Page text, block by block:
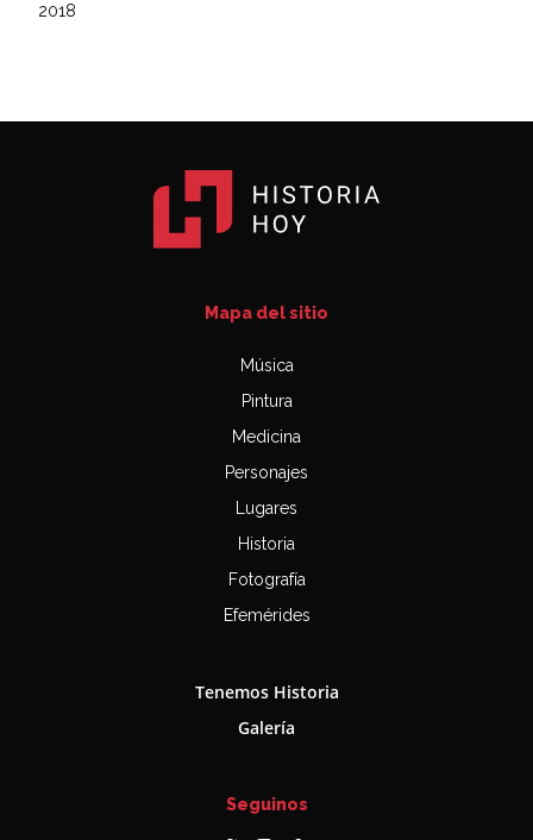
2018
Mapa del sitio
Música
Pintura
Medicina
Personajes
Lugares
Historia
Fotografía
Efemérides
Tenemos Historia
Galería
Seguinos